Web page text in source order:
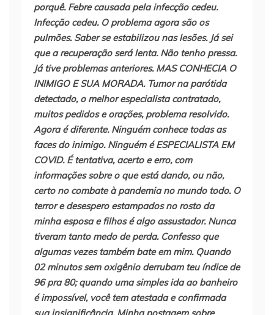
porquê. Febre causada pela infecção cedeu.
Infecção cedeu. O problema agora são os
pulmões. Saber se estabilizou nas lesões. Já sei
que a recuperação será lenta. Não tenho pressa.
Já tive problemas anteriores. MAS CONHECIA O
INIMIGO E SUA MORADA. Tumor na parótida
detectado, o melhor especialista contratado,
muitos pedidos e orações, problema resolvido.
Agora é diferente. Ninguém conhece todas as
faces do inimigo. Ninguém é ESPECIALISTA EM
COVID. É tentativa, acerto e erro, com
informações sobre o que está dando, ou não,
certo no combate à pandemia no mundo todo. O
terror e desespero estampados no rosto da
minha esposa e filhos é algo assustador. Nunca
tiveram tanto medo de perda. Confesso que
algumas vezes também bate em mim. Quando
02 minutos sem oxigênio derrubam teu índice de
96 pra 80; quando uma simples ida ao banheiro
é impossível, você tem atestada e confirmada